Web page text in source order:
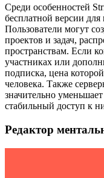
Среди особенностей
бесплатной версии
Пользователи могут
проектов и задач,
пространствам. Если
участниках или
подписка, цена
человека. Также
значительно
стабильный доступ к
Редактор